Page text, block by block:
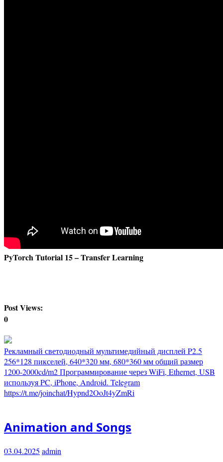
PyTorch Tutorial 15 – Transfer Learning
Post Views:
0
Рекламный светодиодный мультимедийный дисплей P2.5
256*128 пикселей, 640*320 мм, 680*360 мм общий размер
1200-2000cd/m2 Программирование через WiFi, Ethernet, USB
используя PC, iPhone, Android. Telegram
https://t.me/joinchat/Hypnd2OoJt4yZmRi
Animation and Songs
03.04.2025 admin